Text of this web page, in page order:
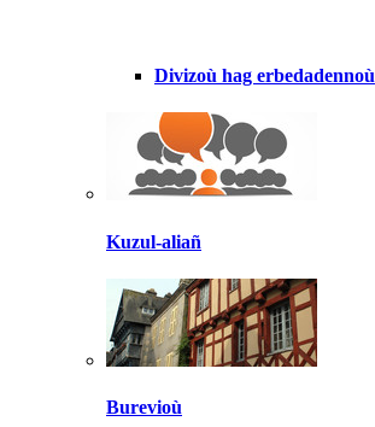
Divizoù hag erbedadennoù
Kuzul-aliañ
Burevioù